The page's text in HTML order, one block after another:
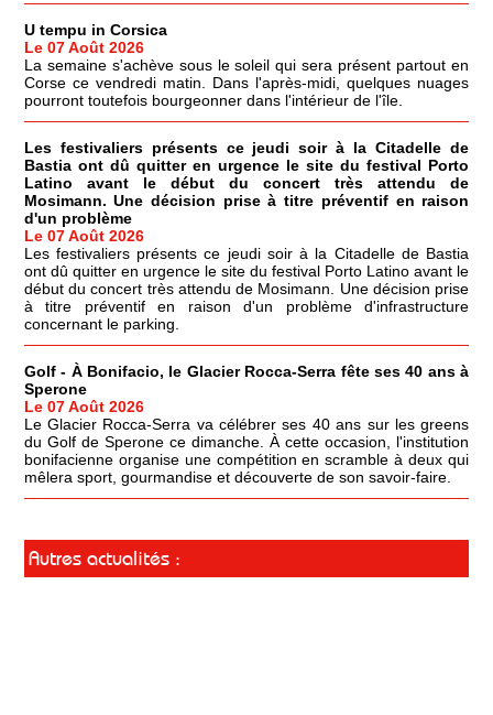
U tempu in Corsica
Le 07 Août 2026
La semaine s'achève sous le soleil qui sera présent partout en
Corse ce vendredi matin. Dans l'après-midi, quelques nuages
pourront toutefois bourgeonner dans l'intérieur de l'île.
Les festivaliers présents ce jeudi soir à la Citadelle de
Bastia ont dû quitter en urgence le site du festival Porto
Latino avant le début du concert très attendu de
Mosimann. Une décision prise à titre préventif en raison
d'un problème
Le 07 Août 2026
Les festivaliers présents ce jeudi soir à la Citadelle de Bastia
ont dû quitter en urgence le site du festival Porto Latino avant le
début du concert très attendu de Mosimann. Une décision prise
à titre préventif en raison d'un problème d'infrastructure
concernant le parking.
Golf - À Bonifacio, le Glacier Rocca-Serra fête ses 40 ans à
Sperone
Le 07 Août 2026
Le Glacier Rocca-Serra va célébrer ses 40 ans sur les greens
du Golf de Sperone ce dimanche. À cette occasion, l'institution
bonifacienne organise une compétition en scramble à deux qui
mêlera sport, gourmandise et découverte de son savoir-faire.
Autres actualités :